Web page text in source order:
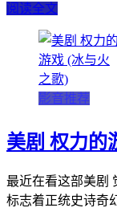
阅读全文
影音推荐
美剧 权力的
最近在看这部美剧
标志着正统史诗奇